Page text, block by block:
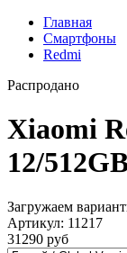
Главная
Смартфоны
Redmi
Распродано
Xiaomi
12/
Загружаем
Артикул: 11217
31290 руб